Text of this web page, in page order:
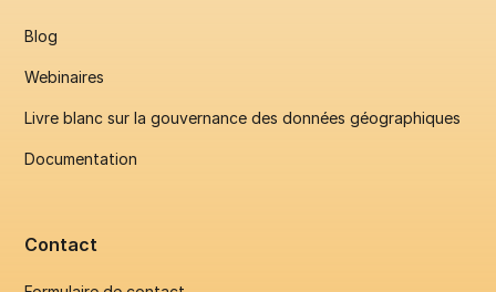
Blog
Webinaires
Livre blanc sur la gouvernance des données géographiques
Documentation
Contact